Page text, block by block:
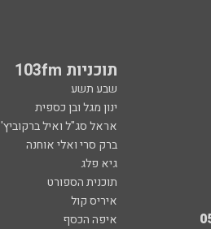
תוכניות 103fm
שבע תשע
ינון מגל ובן כספית
אראל סג"ל ואיל ברקוביץ'
ברק סרי ואלי אוחנה
גיא פלג
תוכנית הספורט
איריס קול
איפה הכסף